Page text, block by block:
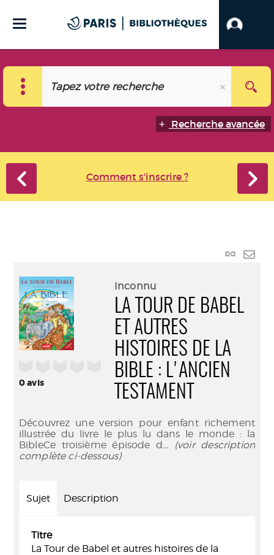
Recherche avancée
Comment s'inscrire ?
Lien
0avis
Inconnu
LA TOUR DE BABEL
ET AUTRES
HISTOIRES DE LA
BIBLE : L'ANCIEN
TESTAMENT
Découvrez une version pour enfant richement
illustrée du livre le plus lu dans le monde : la
BibleCe troisième épisode d... (voir description
complète ci-dessous)
Sujet Description
Titre
La Tour de Babel et autres histoires de la